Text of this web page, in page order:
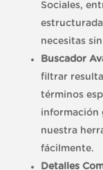
Sociales,
necesitas
Buscador
filtrar
términos
información
nuestra
fácilmente.
Detalles